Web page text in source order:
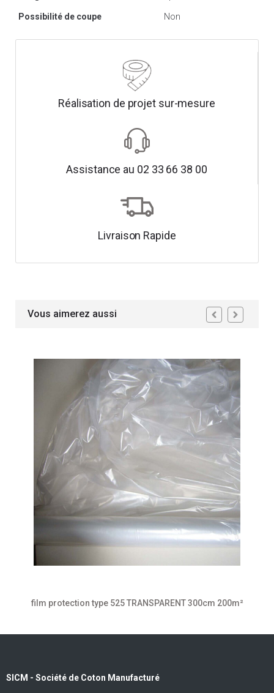
Possibilité de coupe Non
Réalisation de projet sur-mesure
Assistance au 02 33 66 38 00
Livraison Rapide
Vous aimerez aussi
film protection type 525 TRANSPARENT 300cm 200m²
SICM - Société de Coton Manufacturé